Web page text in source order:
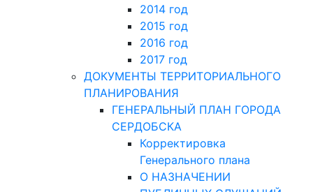
2014 год
2015 год
2016 год
2017 год
ДОКУМЕНТЫ ТЕРРИТОРИАЛЬНОГО
ПЛАНИРОВАНИЯ
ГЕНЕРАЛЬНЫЙ ПЛАН ГОРОДА
СЕРДОБСКА
Корректировка
Генерального плана
О НАЗНАЧЕНИИ